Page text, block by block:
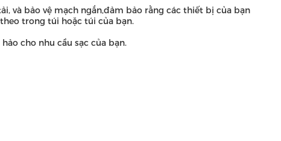
và bảo vệ mạch ngắn,đảm bảo rằng các thiết bị của bạn
trong túi hoặc túi của bạn.
cho nhu cầu sạc của bạn.